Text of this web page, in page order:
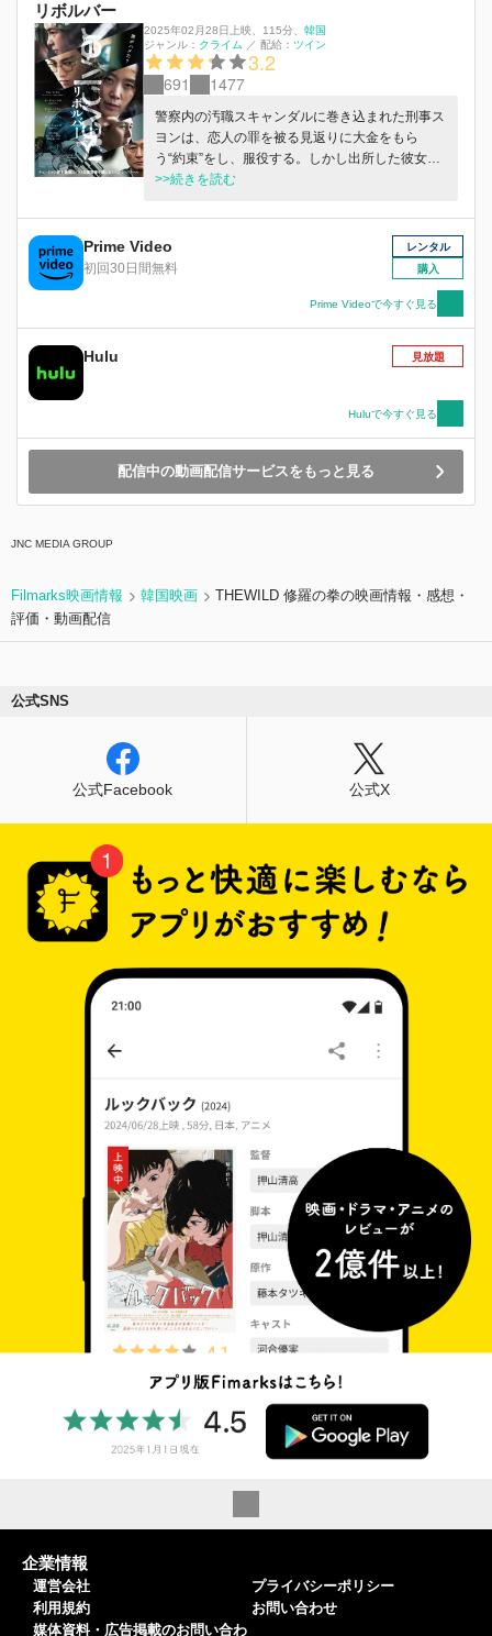
リボルバー
2025年02月28日上映、 115分、 韓国
ジャンル： クライム ／ 配給： ツイン
3.2
691 1477
警察内の汚職スキャンダルに巻き込まれた刑事ス
ヨンは、恋人の罪を被る見返りに大金をもら
う“約束”をし、服役する。しかし出所した彼女の
前には誰も現れなかった…誰が裏切った！？裏切
バーを手に、人生を取り戻すためたった一人で決
死の闘いに身を投じていく…。登場人物は全員悪
人、観る者は誰が敵で味方なのかもわからないス
リリングなストーリー展開に観る者全てが引き込
>>続きを読む
Prime Video
初回30日間無料
レンタル
購入
Prime Videoで今すぐ見る
Hulu 見放題
Huluで今すぐ見る
配信中の動画配信サービスをもっと見る
JNC MEDIA GROUP
Filmarks映画情報 韓国映画
THEWILD 修羅の拳の映画情報・感想・
評価・動画配信
公式SNS
公式Facebook 公式X
企業情報
運営会社
利用規約
媒体資料・広告掲載のお問い合わ
プライバシーポリシー
お問い合わせ